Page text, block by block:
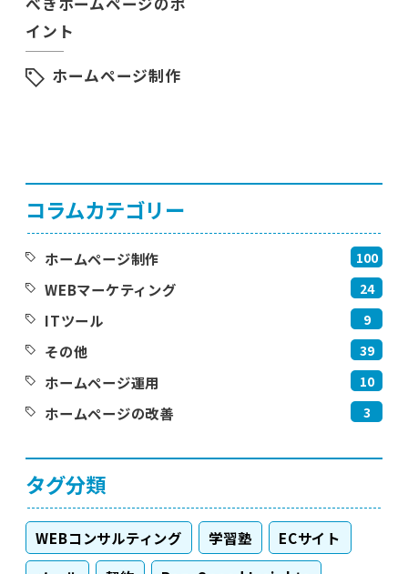
イント
ホームページ制作
コラムカテゴリー
ホームページ制作 100
WEBマーケティング 24
ITツール 9
その他 39
ホームページ運用 10
ホームページの改善 3
タグ分類
WEBコンサルティング 学習塾
ECサイト